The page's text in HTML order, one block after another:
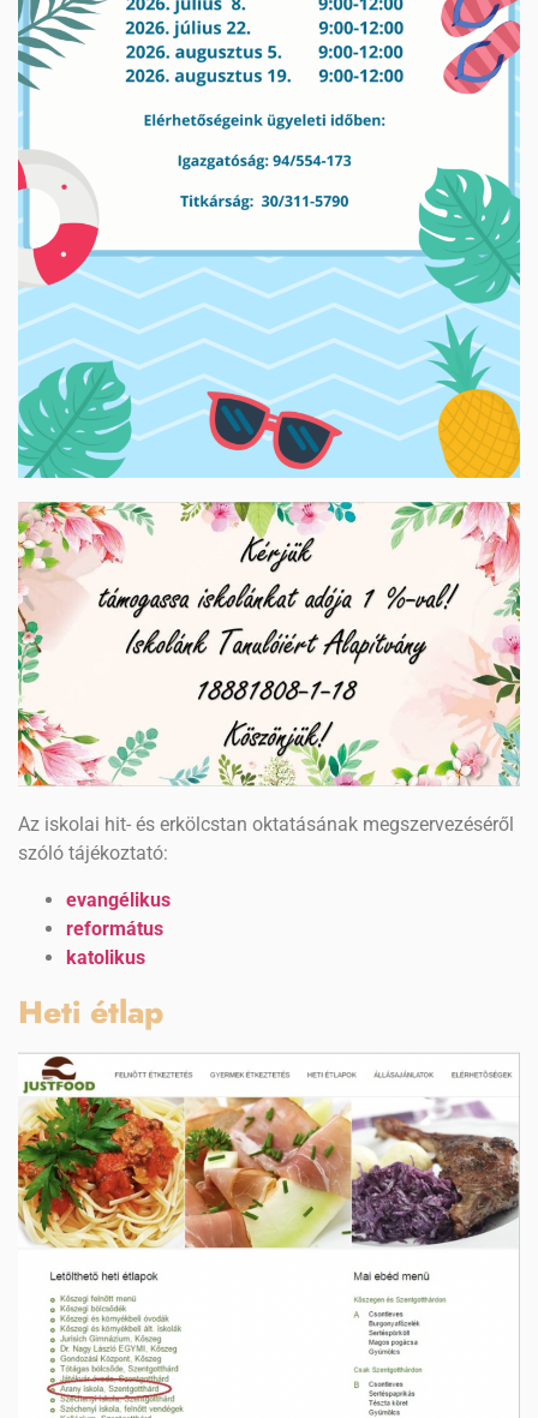
Az iskolai hit- és erkölcstan oktatásának megszervezéséről
szóló tájékoztató:
evangélikus
református
katolikus
Heti étlap